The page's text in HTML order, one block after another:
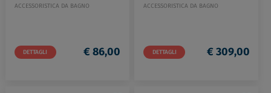
ACCESSORISTICA DA BAGNO
DETTAGLI € 86,00
ACCESSORISTICA DA BAGNO
DETTAGLI € 309,00